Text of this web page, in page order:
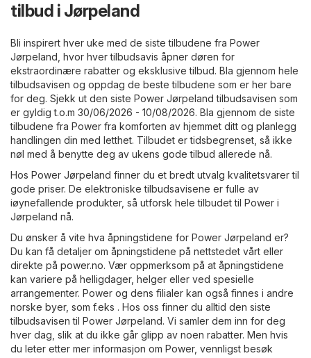
tilbud i Jørpeland
Bli inspirert hver uke med de siste tilbudene fra Power
Jørpeland, hvor hver tilbudsavis åpner døren for
ekstraordinære rabatter og eksklusive tilbud. Bla gjennom hele
tilbudsavisen og oppdag de beste tilbudene som er her bare
for deg. Sjekk ut den siste Power Jørpeland tilbudsavisen som
er gyldig t.o.m 30/06/2026 - 10/08/2026. Bla gjennom de siste
tilbudene fra Power fra komforten av hjemmet ditt og planlegg
handlingen din med letthet. Tilbudet er tidsbegrenset, så ikke
nøl med å benytte deg av ukens gode tilbud allerede nå.
Hos Power Jørpeland finner du et bredt utvalg kvalitetsvarer til
gode priser. De elektroniske tilbudsavisene er fulle av
iøynefallende produkter, så utforsk hele tilbudet til Power i
Jørpeland nå.
Du ønsker å vite hva åpningstidene for Power Jørpeland er?
Du kan få detaljer om åpningstidene på nettstedet vårt eller
direkte på power.no. Vær oppmerksom på at åpningstidene
kan variere på helligdager, helger eller ved spesielle
arrangementer. Power og dens filialer kan også finnes i andre
norske byer, som f.eks . Hos oss finner du alltid den siste
tilbudsavisen til Power Jørpeland. Vi samler dem inn for deg
hver dag, slik at du ikke går glipp av noen rabatter. Men hvis
du leter etter mer informasjon om Power, vennligst besøk